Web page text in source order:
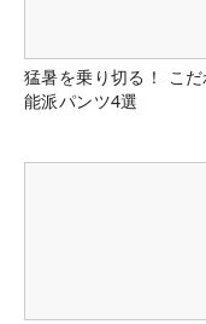
猛暑を乗り切る！ こ
能派パンツ4選